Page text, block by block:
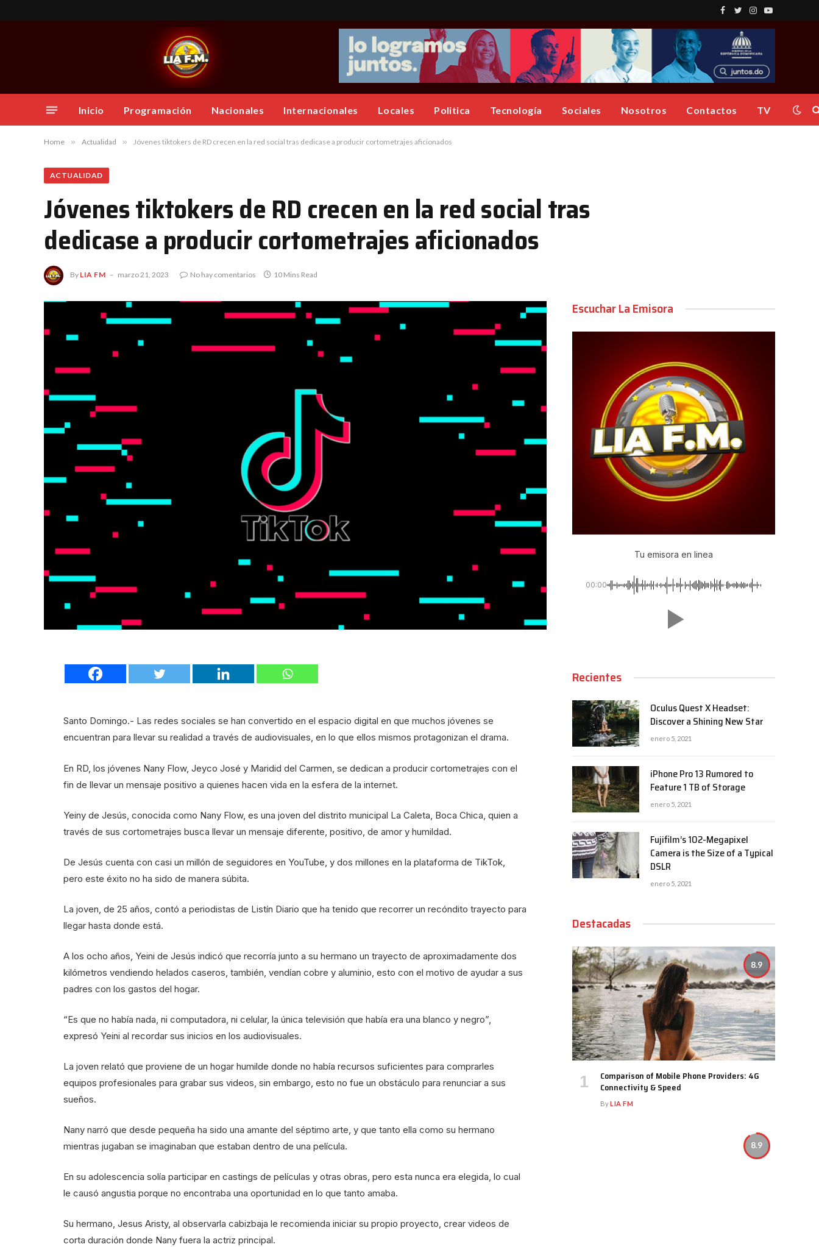
Facebook
TwitterInstagram
YouTube
Inicio Programación Nacionales Internacionales Locales Politica Tecnología Sociales Nosotros Contactos TV
Home » Actualidad » Jóvenes tiktokers de RD crecen en la red social tras dedicase a producir cortometrajes aficionados
ACTUALIDAD
Jóvenes tiktokers de RD crecen en la red social tras
dedicase a producir cortometrajes aficionados
By LIA FM marzo 21, 2023 No hay comentarios 10 Mins Read
Santo Domingo.- Las redes sociales se han convertido en el espacio digital en que muchos jóvenes se
encuentran para llevar su realidad a través de audiovisuales, en lo que ellos mismos protagonizan el drama.
En RD, los jóvenes Nany Flow, Jeyco José y Maridid del Carmen, se dedican a producir cortometrajes con el
fin de llevar un mensaje positivo a quienes hacen vida en la esfera de la internet.
Yeiny de Jesús, conocida como Nany Flow, es una joven del distrito municipal La Caleta, Boca Chica, quien a
través de sus cortometrajes busca llevar un mensaje diferente, positivo, de amor y humildad.
De Jesús cuenta con casi un millón de seguidores en YouTube, y dos millones en la plataforma de TikTok,
pero este éxito no ha sido de manera súbita.
La joven, de 25 años, contó a periodistas de Listín Diario que ha tenido que recorrer un recóndito trayecto para
llegar hasta donde está.
A los ocho años, Yeini de Jesús indicó que recorría junto a su hermano un trayecto de aproximadamente dos
kilómetros vendiendo helados caseros, también, vendían cobre y aluminio, esto con el motivo de ayudar a sus
padres con los gastos del hogar.
“Es que no había nada, ni computadora, ni celular, la única televisión que había era una blanco y negro”,
expresó Yeini al recordar sus inicios en los audiovisuales.
La joven relató que proviene de un hogar humilde donde no había recursos suficientes para comprarles
equipos profesionales para grabar sus videos, sin embargo, esto no fue un obstáculo para renunciar a sus
sueños.
Nany narró que desde pequeña ha sido una amante del séptimo arte, y que tanto ella como su hermano
mientras jugaban se imaginaban que estaban dentro de una película.
En su adolescencia solía participar en castings de películas y otras obras, pero esta nunca era elegida, lo cual
le causó angustia porque no encontraba una oportunidad en lo que tanto amaba.
Su hermano, Jesus Aristy, al observarla cabizbaja le recomienda iniciar su propio proyecto, crear videos de
corta duración donde Nany fuera la actriz principal.
Escuchar La Emisora
Tu emisora en linea
00:00
Recientes
Oculus Quest X Headset:
Discover a Shining New Star
enero 5, 2021
iPhone Pro 13 Rumored to
Feature 1 TB of Storage
enero 5, 2021
Fujifilm’s 102-Megapixel
Camera is the Size of a Typical
DSLR
enero 5, 2021
Destacadas
8.9
Comparison of Mobile Phone Providers: 4G
Connectivity & Speed
ByLIA FM
8.9